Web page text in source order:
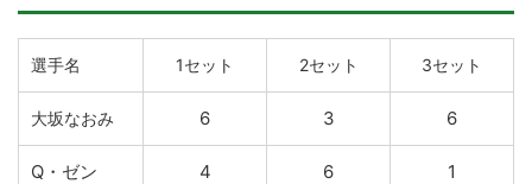
選手名 1セット 2セット 3セット
大坂なおみ 6 3 6
Q・ゼン 4 6 1